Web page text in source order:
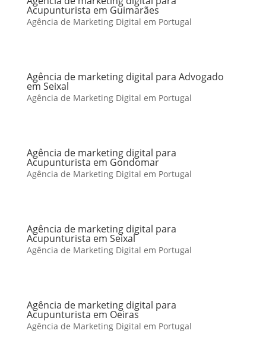
Acupunturista em Guimarães
Agência de Marketing Digital em Portugal
Agência de marketing digital para Advogado
em Seixal
Agência de Marketing Digital em Portugal
Agência de marketing digital para
Acupunturista em Gondomar
Agência de Marketing Digital em Portugal
Agência de marketing digital para
Acupunturista em Seixal
Agência de Marketing Digital em Portugal
Agência de marketing digital para
Acupunturista em Oeiras
Agência de Marketing Digital em Portugal